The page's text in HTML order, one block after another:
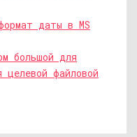
даты в MS
большой для
целевой файловой